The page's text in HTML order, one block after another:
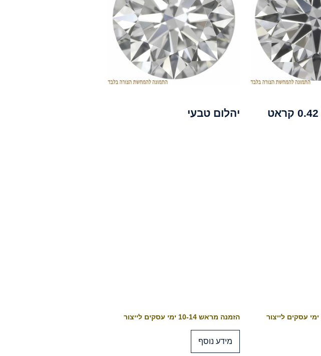
יהלום טבעי
הזמנה מראש 10-14 ימי עסקים לייצור
מידע נוסף